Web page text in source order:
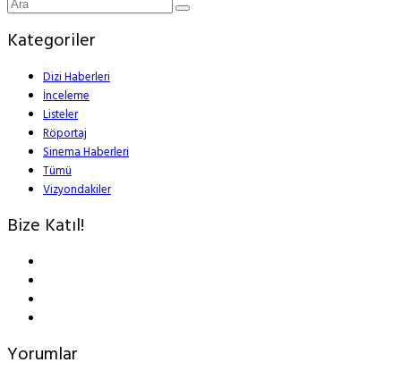
Kategoriler
Dizi Haberleri
İnceleme
Listeler
Röportaj
Sinema Haberleri
Tümü
Vizyondakiler
Bize Katıl!
Yorumlar